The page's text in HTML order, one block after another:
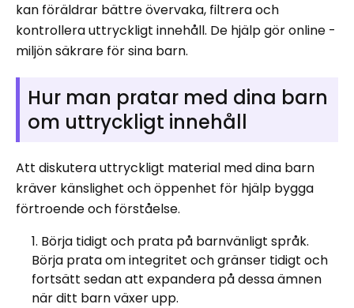
kan föräldrar bättre övervaka, filtrera och
kontrollera uttryckligt innehåll. De hjälp gör online -
miljön säkrare för sina barn.
Hur man pratar med dina barn
om uttryckligt innehåll
Att diskutera uttryckligt material med dina barn
kräver känslighet och öppenhet för hjälp bygga
förtroende och förståelse.
Börja tidigt och prata på barnvänligt språk.
Börja prata om integritet och gränser tidigt och
fortsätt sedan att expandera på dessa ämnen
när ditt barn växer upp.